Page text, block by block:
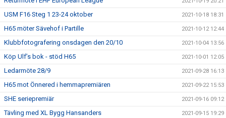
USM F16 Steg 1 23-24 oktober 2021-10-18 18:31
H65 möter Sävehof i Partille 2021-10-12 12:44
Klubbfotografering onsdagen den 20/10 2021-10-04 13:56
Köp Ulf’s bok - stöd H65 2021-10-01 12:05
Ledarmöte 28/9 2021-09-28 16:13
H65 mot Önnered i hemmapremiären 2021-09-22 15:53
SHE seriepremiär 2021-09-16 09:12
Tävling med XL Bygg Hansanders 2021-09-15 19:29